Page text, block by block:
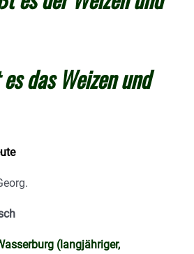
das Weizen und
(langjähriger,